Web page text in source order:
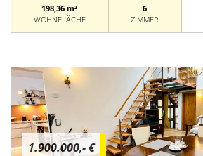
198,36 m²
WOHNFLÄCHE
6
ZIMMER
1.900.000,- €